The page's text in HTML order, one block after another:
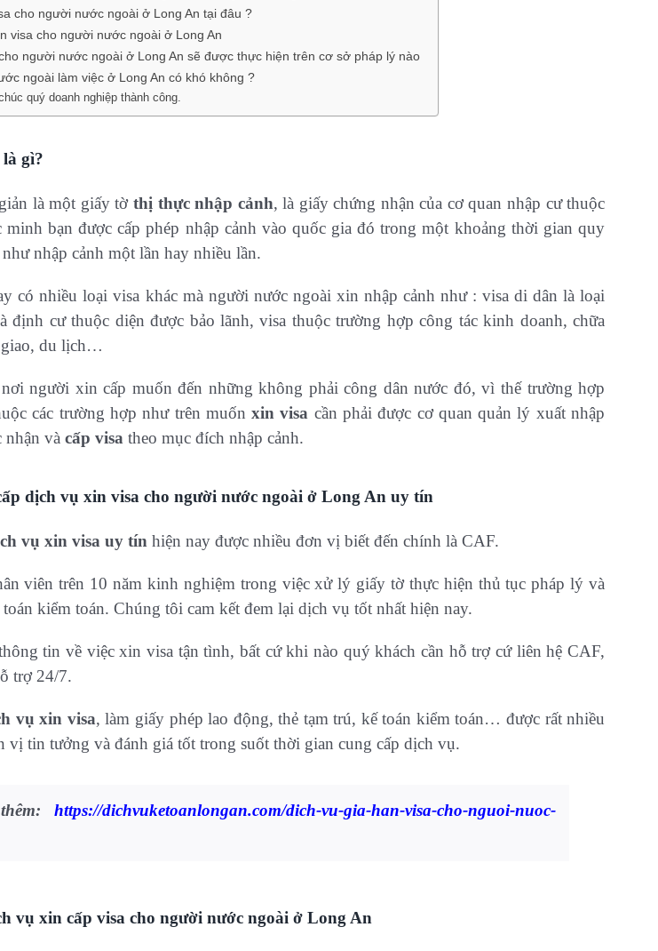
cho người nước ngoài ở Long An tại đâu ?
visa cho người nước ngoài ở Long An
người nước ngoài ở Long An sẽ được thực hiện trên cơ sở pháp lý nào
ngoài làm việc ở Long An có khó không ?
quý doanh nghiệp thành công.
gì?
là một giấy tờthị thực nhập cảnh, là giấy chứng nhận của cơ quan nhập cư thuộc
minh bạn được cấp phép nhập cảnh vào quốc gia đó trong một khoảng thời gian quy
nhập cảnh một lần hay nhiều lần.
có nhiều loại visa khác mà người nước ngoài xin nhập cảnh như : visa di dân là loại
định cư thuộc diện được bảo lãnh, visa thuộc trường hợp công tác kinh doanh, chữa
giao, du lịch…
người xin cấp muốn đến những không phải công dân nước đó, vì thế trường hợp
các trường hợp như trên muốnxin visa cần phải được cơ quan quản lý xuất nhập
nhận vàcấp visa theo mục đích nhập cảnh.
dịch vụ xin visa cho người nước ngoài ở Long An uy tín
vụ xin visa uy tín hiện nay được nhiều đơn vị biết đến chính là CAF.
viên trên 10 năm kinh nghiệm trong việc xử lý giấy tờ thực hiện thủ tục pháp lý và
kiểm toán. Chúng tôi cam kết đem lại dịch vụ tốt nhất hiện nay.
tin về việc xin visa tận tình, bất cứ khi nào quý khách cần hỗ trợ cứ liên hệ CAF,
trợ 24/7.
vụ xin visa, làm giấy phép lao động, thẻ tạm trú, kế toán kiểm toán… được rất nhiều
vị tin tưởng và đánh giá tốt trong suốt thời gian cung cấp dịch vụ.
https://dichvuketoanlongan.com/dich-vu-gia-han-visa-cho-nguoi-nuoc-
vụ xin cấp visa cho người nước ngoài ở Long An